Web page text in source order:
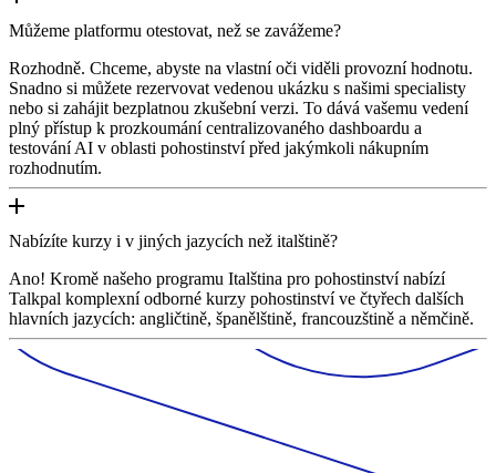
Můžeme platformu otestovat, než se zavážeme?
Rozhodně. Chceme, abyste na vlastní oči viděli provozní hodnotu.
Snadno si můžete rezervovat vedenou ukázku s našimi specialisty
nebo si zahájit bezplatnou zkušební verzi. To dává vašemu vedení
plný přístup k prozkoumání centralizovaného dashboardu a
testování AI v oblasti pohostinství před jakýmkoli nákupním
rozhodnutím.
Nabízíte kurzy i v jiných jazycích než italštině?
Ano! Kromě našeho programu Italština pro pohostinství nabízí
Talkpal komplexní odborné kurzy pohostinství ve čtyřech dalších
hlavních jazycích: angličtině, španělštině, francouzštině a němčině.